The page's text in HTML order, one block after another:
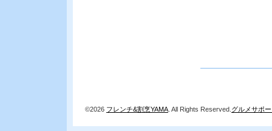
©2026 フレンチ&割烹YAMA . All Rights Reserved. グルメサポ